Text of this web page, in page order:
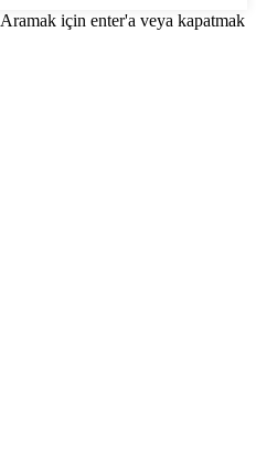
Aramak için enter'a veya kapatmak